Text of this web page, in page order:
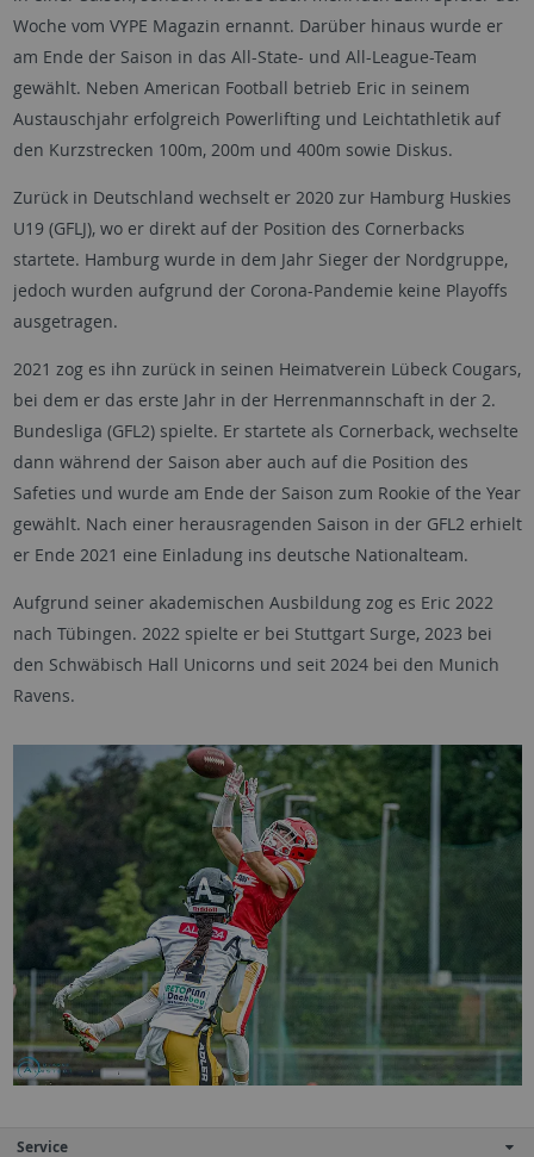
Woche vom VYPE Magazin ernannt. Darüber hinaus wurde er
am Ende der Saison in das All-State- und All-League-Team
gewählt. Neben American Football betrieb Eric in seinem
Austauschjahr erfolgreich Powerlifting und Leichtathletik auf
den Kurzstrecken 100m, 200m und 400m sowie Diskus.
Zurück in Deutschland wechselt er 2020 zur Hamburg Huskies
U19 (GFLJ), wo er direkt auf der Position des Cornerbacks
startete. Hamburg wurde in dem Jahr Sieger der Nordgruppe,
jedoch wurden aufgrund der Corona-Pandemie keine Playoffs
ausgetragen.
2021 zog es ihn zurück in seinen Heimatverein Lübeck Cougars,
bei dem er das erste Jahr in der Herrenmannschaft in der 2.
Bundesliga (GFL2) spielte. Er startete als Cornerback, wechselte
dann während der Saison aber auch auf die Position des
Safeties und wurde am Ende der Saison zum Rookie of the Year
gewählt. Nach einer herausragenden Saison in der GFL2 erhielt
er Ende 2021 eine Einladung ins deutsche Nationalteam.
Aufgrund seiner akademischen Ausbildung zog es Eric 2022
nach Tübingen. 2022 spielte er bei Stuttgart Surge, 2023 bei
den Schwäbisch Hall Unicorns und seit 2024 bei den Munich
Ravens.
Service